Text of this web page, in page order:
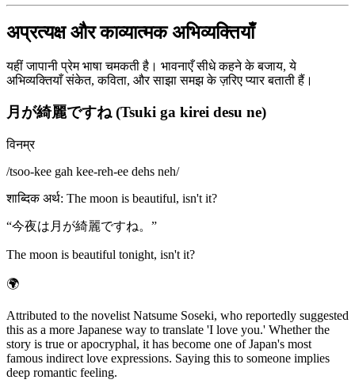
अप्रत्यक्ष और काव्यात्मक अभिव्यक्तियाँ
यहीं जापानी प्रेम भाषा चमकती है। भावनाएँ सीधे कहने के बजाय, ये
अभिव्यक्तियाँ संकेत, कविता, और साझा समझ के ज़रिए प्यार बताती हैं।
月が綺麗ですね (Tsuki ga kirei desu ne)
विनम्र
/tsoo-kee gah kee-reh-ee dehs neh/
शाब्दिक अर्थ: The moon is beautiful, isn't it?
“今夜は月が綺麗ですね。 ”
The moon is beautiful tonight, isn't it?
🌍
Attributed to the novelist Natsume Soseki, who reportedly suggested
this as a more Japanese way to translate 'I love you.' Whether the
story is true or apocryphal, it has become one of Japan's most
famous indirect love expressions. Saying this to someone implies
deep romantic feeling.